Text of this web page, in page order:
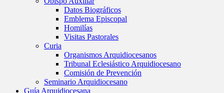
Datos Biográficos
Emblema Episcopal
Homilías
Visitas Pastorales
Curia
Organismos Arquidiocesanos
Tribunal Eclesiástico Arquidiocesano
Comisión de Prevención
Seminario Arquidiocesano
Guía Arquidiocesana